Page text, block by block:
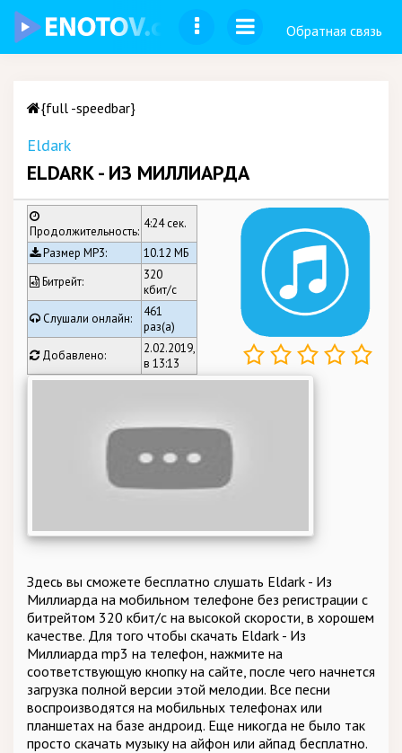
Обратная связь
{full -speedbar}
Eldark
ELDARK - ИЗ МИЛЛИАРДА
Продолжительность:
4:24 сек.
Размер MP3:
10.12 МБ
Битрейт:
320
кбит/c
Слушали онлайн:
461
раз(а)
Добавлено:
2.02.2019,
в 13:13
Здесь вы сможете бесплатно слушать Eldark - Из
Миллиарда на мобильном телефоне без регистрации с
битрейтом 320 кбит/c на высокой скорости, в хорошем
качестве. Для того чтобы скачать Eldark - Из
Миллиарда mp3 на телефон, нажмите на
соответствующую кнопку на сайте, после чего начнется
загрузка полной версии этой мелодии. Все песни
воспроизводятся на мобильных телефонах или
планшетах на базе андроид. Еще никогда не было так
просто скачать музыку на айфон или айпад бесплатно.